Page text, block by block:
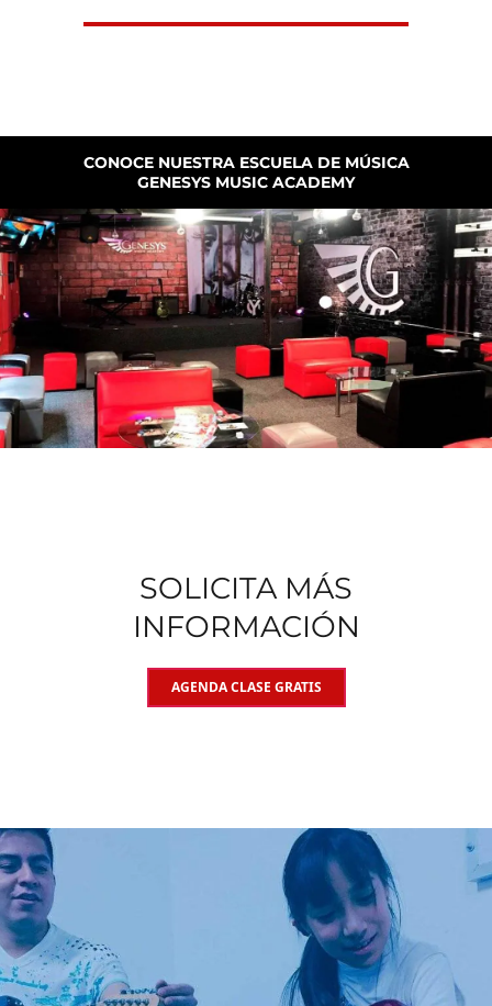
CONOCE NUESTRA ESCUELA DE MÚSICA
GENESYS MUSIC ACADEMY
SOLICITA MÁS
INFORMACIÓN
AGENDA CLASE GRATIS